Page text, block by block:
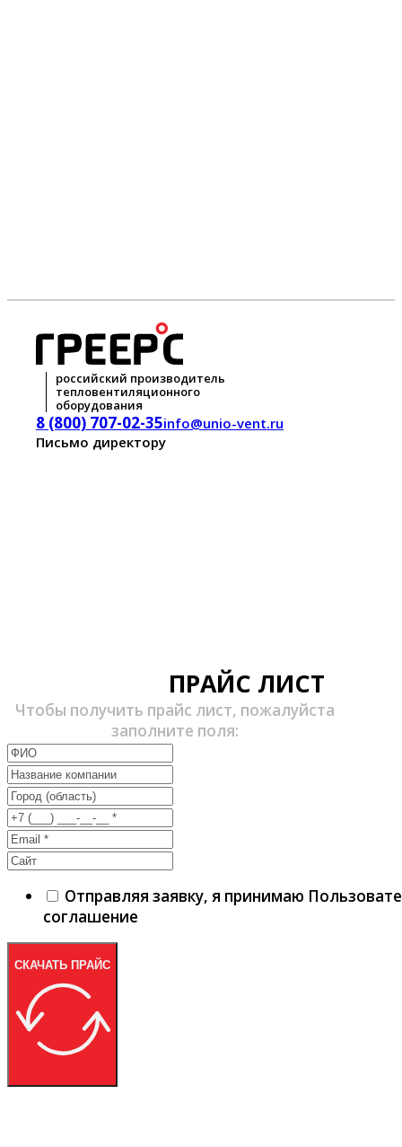
российский производитель
тепловентиляционного
оборудования
8 (800) 707-02-35info@unio-vent.ru
Письмо директору
ПРАЙС ЛИСТ
Чтобы получить прайс лист, пожалуйста
заполните поля:
Отправляя заявку, я принимаю
соглашение
СКАЧАТЬ ПРАЙС